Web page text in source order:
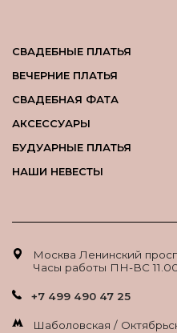
СВАДЕБНЫЕ ПЛАТЬЯ
ВЕЧЕРНИЕ ПЛАТЬЯ
СВАДЕБНАЯ ФАТА
АКСЕССУАРЫ
БУДУАРНЫЕ ПЛАТЬЯ
НАШИ НЕВЕСТЫ
Москва Ленинский
Часы работы ПН-ВС
+7 499 490 47 25
Шаболовская /